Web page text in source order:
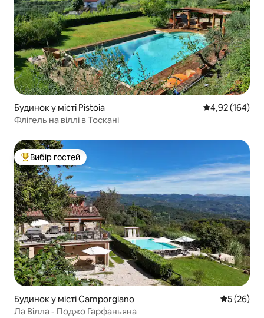
Будинок у місті Pistoia Середня
4,92 (164)
Флігель на віллі в Тоскані
Топ вибір гостей
Вибір гостей
Будинок у місті Camporgiano Середня
5 (26)
Ла Вілла - Поджо Гарфаньяна